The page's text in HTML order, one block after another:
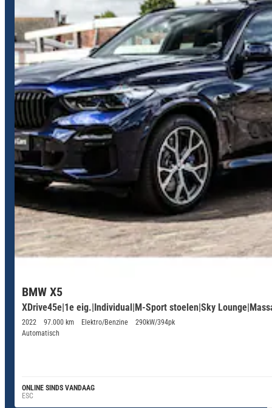
BMW X5
XDrive45e|1e eig.|Individual|M-Sport stoelen|Sky
2022 97.000 km Elektro/Benzine
290kW/394pk
Automatisch
ONLINE SINDS VANDAAG
ESC